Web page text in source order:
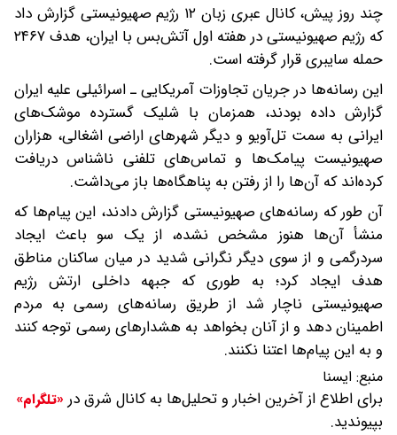
چند روز پیش، کانال عبری‌ زبان ۱۲ رژیم صهیونیستی گزارش داد
که رژیم صهیونیستی در هفته اول آتش‌بس با ایران، هدف ۲۴۶۷
حمله سایبری قرار گرفته است.
این رسانه‌ها در جریان تجاوزات آمریکایی ـ اسرائیلی علیه ایران
گزارش داده بودند، همزمان با شلیک گسترده موشک‌های
ایرانی به سمت تل‌آویو و دیگر شهرهای اراضی اشغالی، هزاران
صهیونیست پیامک‌ها و تماس‌های تلفنی ناشناس دریافت
کرده‌اند که آن‌ها را از رفتن به پناهگاه‌ها باز می‌داشت.
آن طور که رسانه‌های صهیونیستی گزارش دادند، این پیام‌ها که
منشأ آن‌ها هنوز مشخص نشده، از یک سو باعث ایجاد
سردرگمی و از سوی دیگر نگرانی شدید در میان ساکنان مناطق
هدف ایجاد کرد؛ به طوری که جبهه داخلی ارتش رژیم
صهیونیستی ناچار شد از طریق رسانه‌های رسمی به مردم
اطمینان دهد و از آنان بخواهد به هشدارهای رسمی توجه کنند
و به این پیام‌ها اعتنا نکنند.
منبع: ایسنا
برای اطلاع از آخرین اخبار و تحلیل‌ها به کانال شرق در «تلگرام»
بپیوندید.